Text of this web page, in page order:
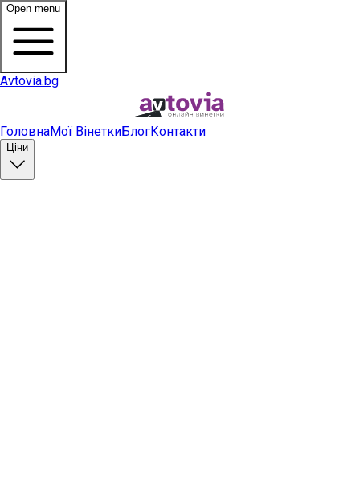
Open menu
Avtovia.bg
ГоловнаМої ВінеткиБлогКонтакти
Ціни